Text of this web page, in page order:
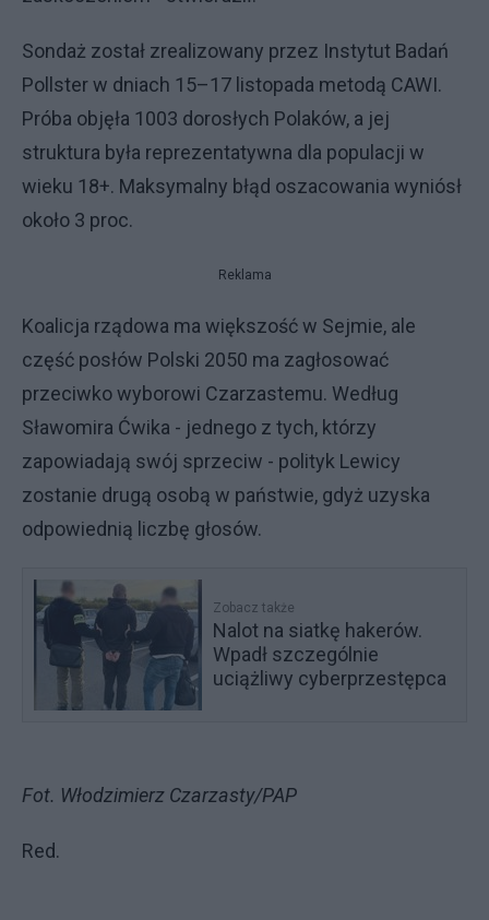
Sondaż został zrealizowany przez Instytut Badań
Pollster w dniach 15–17 listopada metodą CAWI.
Próba objęła 1003 dorosłych Polaków, a jej
struktura była reprezentatywna dla populacji w
wieku 18+. Maksymalny błąd oszacowania wyniósł
około 3 proc.
Reklama
Koalicja rządowa ma większość w Sejmie, ale
część posłów Polski 2050 ma zagłosować
przeciwko wyborowi Czarzastemu. Według
Sławomira Ćwika - jednego z tych, którzy
zapowiadają swój sprzeciw - polityk Lewicy
zostanie drugą osobą w państwie, gdyż uzyska
odpowiednią liczbę głosów.
Zobacz także
Nalot na siatkę hakerów.
Wpadł szczególnie
uciążliwy cyberprzestępca
Fot. Włodzimierz Czarzasty/PAP
Red.